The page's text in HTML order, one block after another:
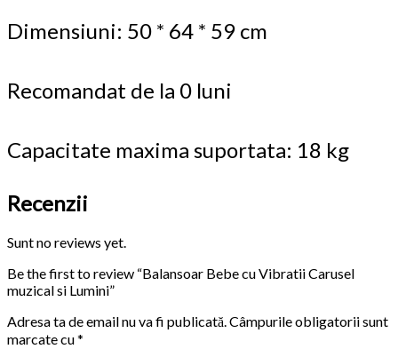
Dimensiuni: 50 * 64 * 59 cm
Recomandat de la 0 luni
Capacitate maxima suportata: 18 kg
Recenzii
Sunt no reviews yet.
Be the first to review “Balansoar Bebe cu Vibratii Carusel
muzical si Lumini”
Adresa ta de email nu va fi publicată.Câmpurile obligatorii sunt
marcate cu*